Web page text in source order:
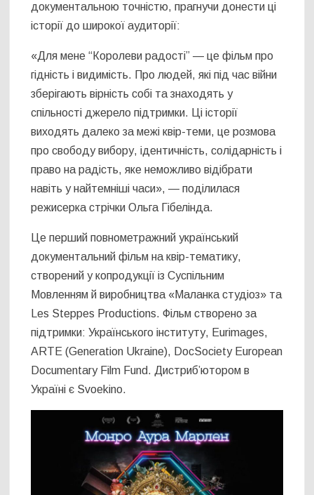
документальною точністю, прагнучи донести ці
історії до широкої аудиторії:
«Для мене “Королеви радості” — це фільм про
гідність і видимість. Про людей, які під час війни
зберігають вірність собі та знаходять у
спільності джерело підтримки. Ці історії
виходять далеко за межі квір-теми, це розмова
про свободу вибору, ідентичність, солідарність і
право на радість, яке неможливо відібрати
навіть у найтемніші часи», — поділилася
режисерка стрічки Ольга Гібелінда.
Це перший повнометражний український
документальний фільм на квір-тематику,
створений у копродукції із Суспільним
Мовленням й виробництва «Маланка студіоз» та
Les Steppes Productions. Фільм створено за
підтримки: Українського інституту, Eurimages,
ARTE (Generation Ukraine), DocSociety European
Documentary Film Fund. Дистриб’ютором в
Україні є Svoekino.